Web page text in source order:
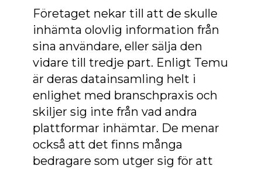
Företaget nekar till att de skulle
inhämta olovlig information från
sina användare, eller sälja den
vidare till tredje part. Enligt Temu
är deras datainsamling helt i
enlighet med branschpraxis och
skiljer sig inte från vad andra
plattformar inhämtar. De menar
också att det finns många
bedragare som utger sig för att